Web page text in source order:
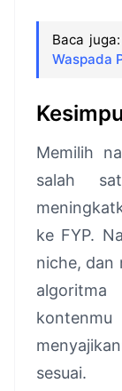
Baca juga:
Waspada
Memilih
salah
ke FYP.
niche, dan
sesuai.